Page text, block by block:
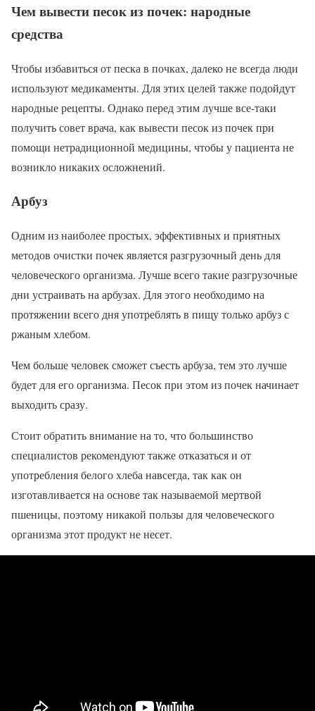
Чем вывести песок из почек: народные
средства
Чтобы избавиться от песка в почках, далеко не всегда люди
используют медикаменты. Для этих целей также подойдут
народные рецепты. Однако перед этим лучше все-таки
получить совет врача, как вывести песок из почек при
помощи нетрадиционной медицины, чтобы у пациента не
возникло никаких осложнений.
Арбуз
Одним из наиболее простых, эффективных и приятных
методов очистки почек является разгрузочный день для
человеческого организма. Лучше всего такие разгрузочные
дни устраивать на арбузах. Для этого необходимо на
протяжении всего дня употреблять в пищу только арбуз с
ржаным хлебом.
Чем больше человек сможет съесть арбуза, тем это лучше
будет для его организма. Песок при этом из почек начинает
выходить сразу.
Стоит обратить внимание на то, что большинство
специалистов рекомендуют также отказаться и от
употребления белого хлеба навсегда, так как он
изготавливается на основе так называемой мертвой
пшеницы, поэтому никакой пользы для человеческого
организма этот продукт не несет.